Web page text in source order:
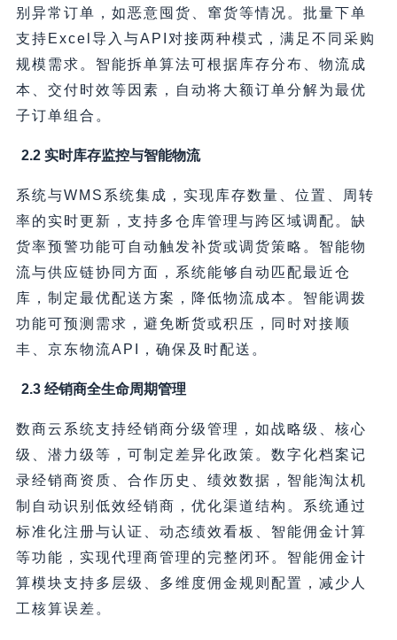
别异常订单，如恶意囤货、窜货等情况。批量下单
支持Excel导入与API对接两种模式，满足不同采购
规模需求。智能拆单算法可根据库存分布、物流成
本、交付时效等因素，自动将大额订单分解为最优
子订单组合。
2.2 实时库存监控与智能物流
系统与WMS系统集成，实现库存数量、位置、周转
率的实时更新，支持多仓库管理与跨区域调配。缺
货率预警功能可自动触发补货或调货策略。智能物
流与供应链协同方面，系统能够自动匹配最近仓
库，制定最优配送方案，降低物流成本。智能调拨
功能可预测需求，避免断货或积压，同时对接顺
丰、京东物流API，确保及时配送。
2.3 经销商全生命周期管理
数商云系统支持经销商分级管理，如战略级、核心
级、潜力级等，可制定差异化政策。数字化档案记
录经销商资质、合作历史、绩效数据，智能淘汰机
制自动识别低效经销商，优化渠道结构。系统通过
标准化注册与认证、动态绩效看板、智能佣金计算
等功能，实现代理商管理的完整闭环。智能佣金计
算模块支持多层级、多维度佣金规则配置，减少人
工核算误差。